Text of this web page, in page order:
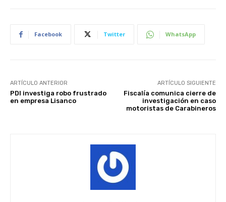
Facebook Twitter WhatsApp
ARTÍCULO ANTERIOR
PDI investiga robo frustrado
en empresa Lisanco
ARTÍCULO SIGUIENTE
Fiscalía comunica cierre de
investigación en caso
motoristas de Carabineros